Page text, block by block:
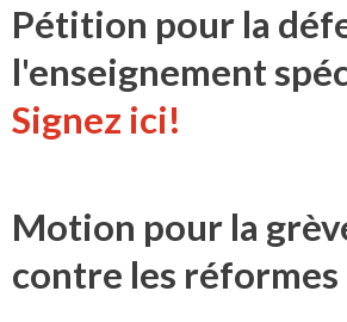
Pétition pour la
l'enseignement
Signez ici!
Motion pour la
contre les réformes